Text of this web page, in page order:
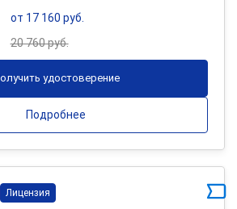
от 17 160 руб.
20 760 руб.
удостоверение
Подробнее
Лицензия